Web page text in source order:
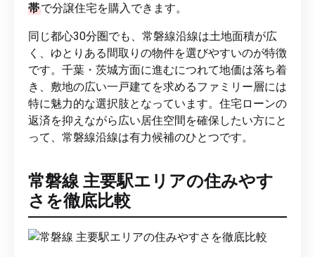
帯で分譲住宅を購入できます。
同じ都心30分圏でも、常磐線沿線は土地面積が広
く、ゆとりある間取りの物件を選びやすいのが特徴
です。千葉・茨城方面に進むにつれて地価は落ち着
き、敷地の広い一戸建てを求めるファミリー層には
特に魅力的な選択肢となっています。住宅ローンの
返済を抑えながら広い居住空間を確保したい方にと
って、常磐線沿線は有力候補のひとつです。
常磐線 主要駅エリアの住みやす
さを徹底比較